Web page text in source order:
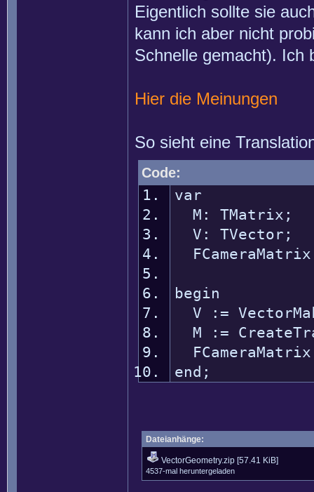
Eigentlich sollte sie
kann ich aber nicht
Schnelle gemacht). Ich
Hier die Meinungen
So sieht eine
Code:
var
M: TMatrix;
V: TVector;
begin
V :=
M :=
end;
Dateianhänge:
VectorGeometry.zip [57.41 KiB]
4537-mal heruntergeladen